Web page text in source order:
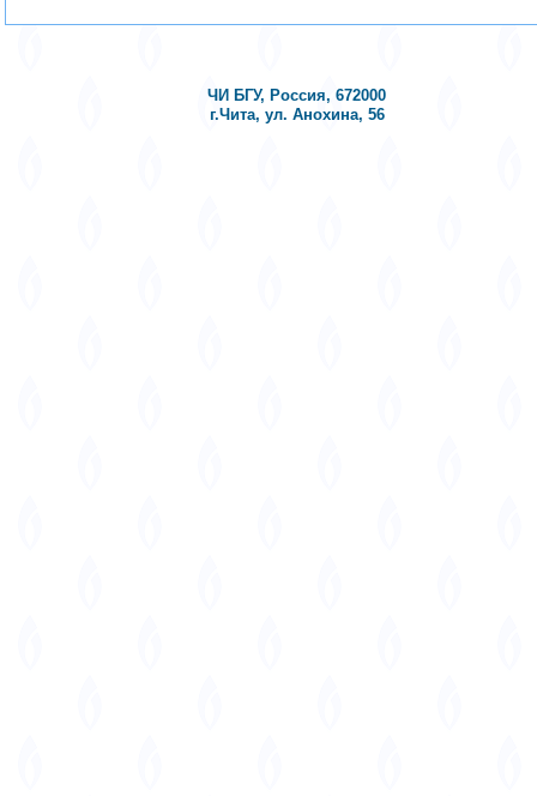
ЧИ БГУ, Россия, 672000
г.Чита, ул. Анохина, 56